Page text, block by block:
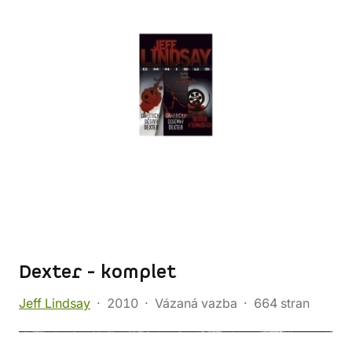
Dexter - komplet
Jeff Lindsay 2010 Vázaná vazba 664 stran